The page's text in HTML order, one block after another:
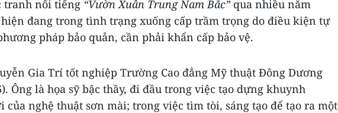
tranh nổi tiếng “Vườn Xuân Trung Nam Bắc” qua nhiều năm
đang trong tình trạng xuống cấp trầm trọng do điều kiện tự
pháp bảo quản, cần phải khẩn cấp bảo vệ.
Gia Trí tốt nghiệp Trường Cao đẳng Mỹ thuật Đông Dương
Ông là họa sỹ bậc thầy, đi đầu trong việc tạo dựng khuynh
của nghệ thuật sơn mài; trong việc tìm tòi, sáng tạo để tạo ra một